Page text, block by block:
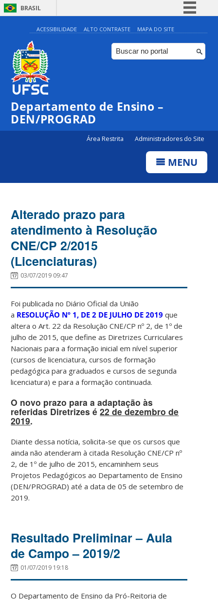
BRASIL
Simplifique!
Comunica BR
Participe
Canais
ACESSIBILIDADE ALTO CONTRASTE MAPA DO SITE
Departamento de Ensino –
DEN/PROGRAD
Área Restrita Administradores do Site
MENU
Alterado prazo para
atendimento à Resolução
CNE/CP 2/2015
(Licenciaturas)
03/07/2019 09:47
Foi publicada no Diário Oficial da União
a RESOLUÇÃO Nº 1, DE 2 DE JULHO DE 2019 que
altera o Art. 22 da Resolução CNE/CP nº 2, de 1º de
julho de 2015, que define as Diretrizes Curriculares
Nacionais para a formação inicial em nível superior
(cursos de licenciatura, cursos de formação
pedagógica para graduados e cursos de segunda
licenciatura) e para a formação continuada.
O novo prazo para a adaptação às
referidas Diretrizes é22 de dezembro de
2019.
Diante dessa notícia, solicita-se que os cursos que
ainda não atenderam à citada Resolução CNE/CP nº
2, de 1º de julho de 2015, encaminhem seus
Projetos Pedagógicos ao Departamento de Ensino
(DEN/PROGRAD) até a data de 05 de setembro de
2019.
Resultado Preliminar – Aula
de Campo – 2019/2
01/07/2019 19:18
O Departamento de Ensino da Pró-Reitoria de